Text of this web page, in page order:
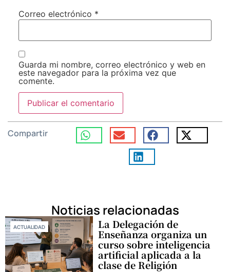
Correo electrónico *
Guarda mi nombre, correo electrónico y web en
este navegador para la próxima vez que
comente.
Compartir
Noticias relacionadas
ACTUALIDAD La Delegación de
Enseñanza organiza un
curso sobre inteligencia
artificial aplicada a la
clase de Religión